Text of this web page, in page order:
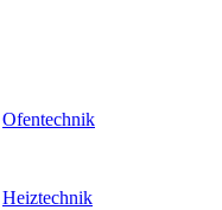
Ofentechnik
Heiztechnik